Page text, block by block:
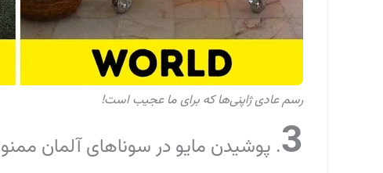
رسم عادی ژاپنی‌ها که برای ما عجیب است!
3. پوشیدن مایو در سوناهای آلمان